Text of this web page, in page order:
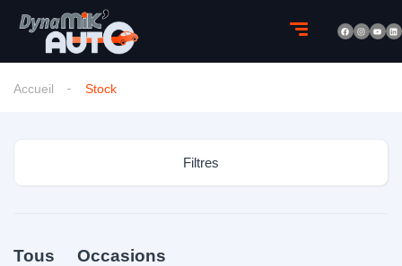
Accueil Stock
Filtres
Tous Occasions